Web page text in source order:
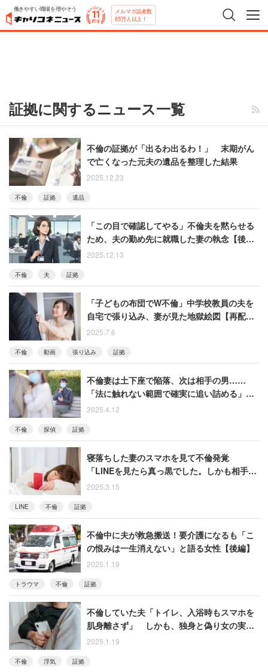
働きやすい職場を増やそう メルマガ読者数
65万人以上！
証拠に関するニュース一覧
不倫の証拠が「出るわ出るわ！」 末期がん
で亡くなった元夫の遺品を整理した結果
2025.12.23
不倫 証拠 遺品
「この目で確認してやる」不倫夫を黙らせる
ため、夫の勤め先に就職した妻の執念【後
編】
2025.12.13
不倫 夫 証拠
「子どもの布団でW不倫」中学校教員の夫を
自宅で張り込み、妻が見た地獄絵図【再配
信】
2025.7.6
不倫 動画 張り込み 証拠
不倫妻は土下座で陥落、次は相手の男……
「法に触れない範囲で確実に追い詰める」復
讐シナリオを描く40代男性【再配信】
2025.4.12
不倫 探偵 証拠
寝落ちした妻のスマホを見て不倫発覚
「LINEを見たら真っ黒でした。しかも相手は
一人ではなく……」【再配信】
2025.3.15
LINE 不倫 証拠
不倫中に夫が救急搬送！要介護になるも「こ
の恨みは一生消えない」と語る女性【後編】
2025.1.19
トラウマ 不倫 証拠
不倫していた夫「トイレ、入浴時もスマホを
肌身離さず」 しかも、独身と偽り女の実家
にまで行っていて……【前編】
2025.1.19
不倫 浮気 証拠